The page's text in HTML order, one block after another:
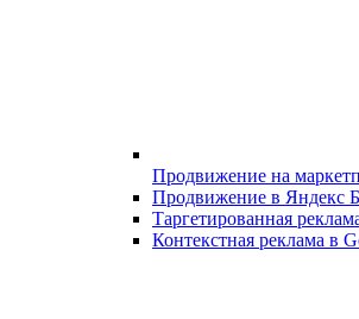
Продвижение на
Продвижение в Яндекс
Таргетированная
Контекстная реклама в